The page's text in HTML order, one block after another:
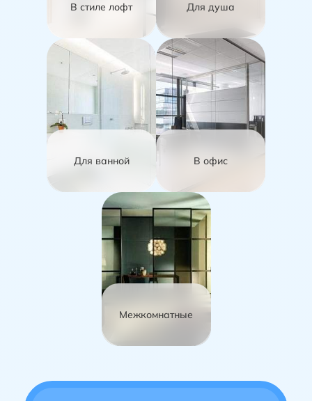
В стиле лофт Для душа
Для ванной В офис
Межкомнатные